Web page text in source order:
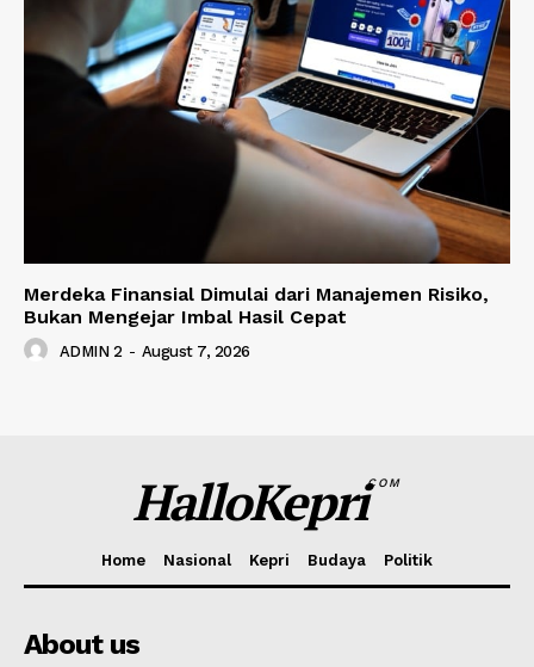
Merdeka Finansial Dimulai dari Manajemen Risiko,
Bukan Mengejar Imbal Hasil Cepat
ADMIN 2 - August 7, 2026
HalloKepriCOM
Home Nasional Kepri Budaya Politik
About us